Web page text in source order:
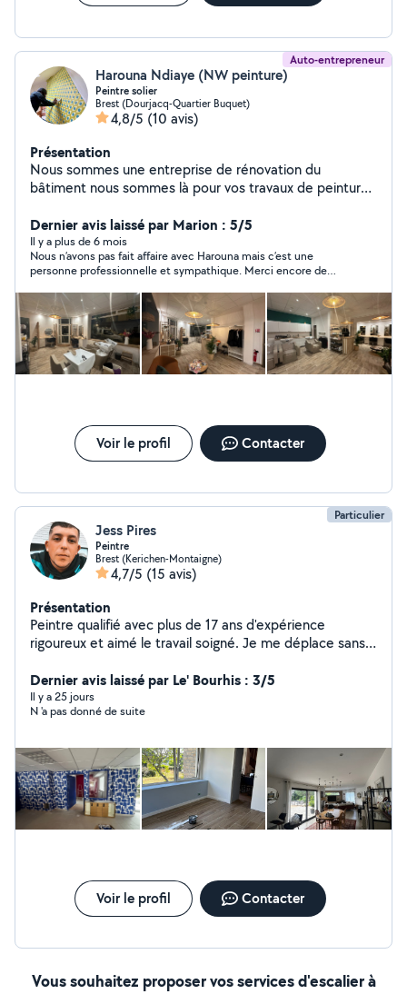
Auto-entrepreneur
Harouna Ndiaye (NW peinture)
Peintre solier
Brest (Dourjacq-Quartier Buquet)
4,8/5 (10 avis)
Présentation
Nous sommes une entreprise de rénovation du
bâtiment nous sommes là pour vos travaux de peinture,
Dernier avis laissé par Marion : 5/5
Il y a plus de 6 mois
Nous n’avons pas fait affaire avec Harouna mais c’est une
personne professionnelle et sympathique. Merci encore de
Voir le profil Contacter
Particulier
Jess Pires
Peintre
Brest (Kerichen-Montaigne)
4,7/5 (15 avis)
Présentation
Peintre qualifié avec plus de 17 ans d'expérience
rigoureux et aimé le travail soigné. Je me déplace sans
Dernier avis laissé par Le' Bourhis : 3/5
Il y a 25 jours
N 'a pas donné de suite
Voir le profil Contacter
Vous souhaitez proposer vos services d'escalier à